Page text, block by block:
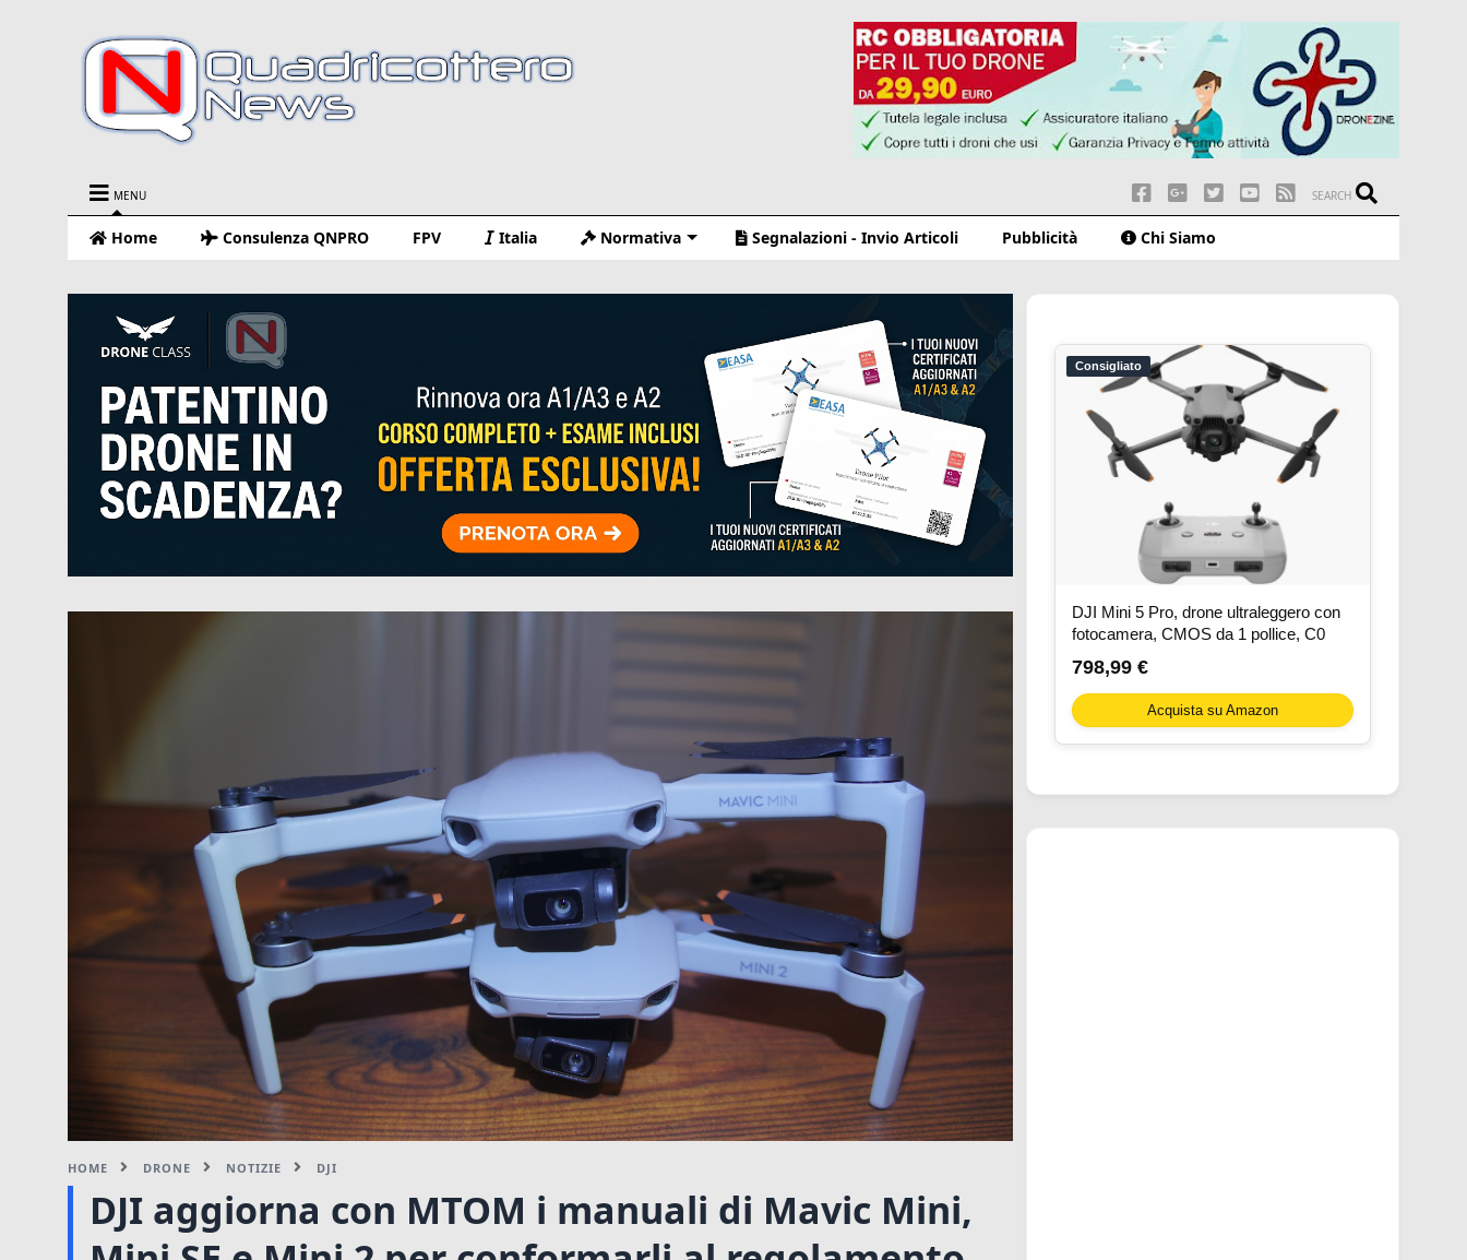
MENU SEARCH
Home Consulenza QNPRO FPV Italia Normativa Segnalazioni - Invio Articoli Pubblicità Chi Siamo
HOME DRONE NOTIZIE DJI
DJI aggiorna con MTOM i manuali di Mavic Mini,
Consigliato
DJI Mini 5 Pro, drone ultraleggero con
fotocamera, CMOS da 1 pollice, C0
798,99 €
Acquista su Amazon